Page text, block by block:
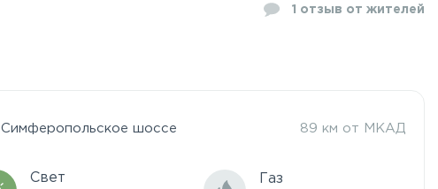
1 отзыв от жителей
Симферопольское шоссе 89 км от МКАД
Свет Газ